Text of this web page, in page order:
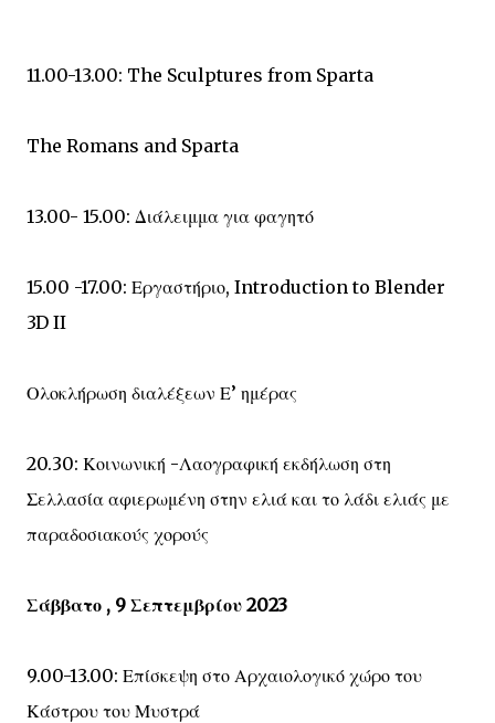
11.00-13.00: The Sculptures from Sparta
The Romans and Sparta
13.00- 15.00: Διάλειμμα για φαγητό
15.00 -17.00: Εργαστήριο, Introduction to Blender
3D II
Ολοκλήρωση διαλέξεων Ε’ ημέρας
20.30: Κοινωνική -Λαογραφική εκδήλωση στη
Σελλασία αφιερωμένη στην ελιά και το λάδι ελιάς με
παραδοσιακούς χορούς
Σάββατο , 9 Σεπτεμβρίου 2023
9.00-13.00: Επίσκεψη στο Αρχαιολογικό χώρο του
Κάστρου του Μυστρά